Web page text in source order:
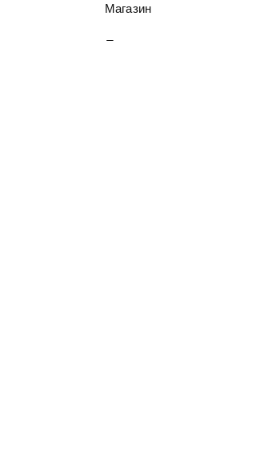
Магазин
Про нас